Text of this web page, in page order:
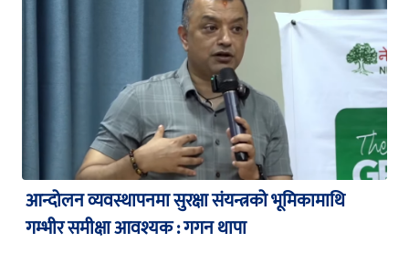
आन्दोलन व्यवस्थापनमा सुरक्षा संयन्त्रको भूमिकामाथि
गम्भीर समीक्षा आवश्यक : गगन थापा